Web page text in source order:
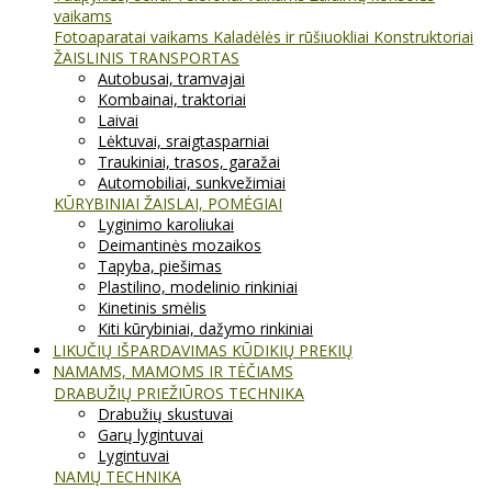
vaikams
Fotoaparatai vaikams Kaladėlės ir rūšiuokliai Konstruktoriai
ŽAISLINIS TRANSPORTAS
Autobusai, tramvajai
Kombainai, traktoriai
Laivai
Lėktuvai, sraigtasparniai
Traukiniai, trasos, garažai
Automobiliai, sunkvežimiai
KŪRYBINIAI ŽAISLAI, POMĖGIAI
Lyginimo karoliukai
Deimantinės mozaikos
Tapyba, piešimas
Plastilino, modelinio rinkiniai
Kinetinis smėlis
Kiti kūrybiniai, dažymo rinkiniai
LIKUČIŲ IŠPARDAVIMAS KŪDIKIŲ PREKIŲ
NAMAMS, MAMOMS IR TĖČIAMS
DRABUŽIŲ PRIEŽIŪROS TECHNIKA
Drabužių skustuvai
Garų lygintuvai
Lygintuvai
NAMŲ TECHNIKA